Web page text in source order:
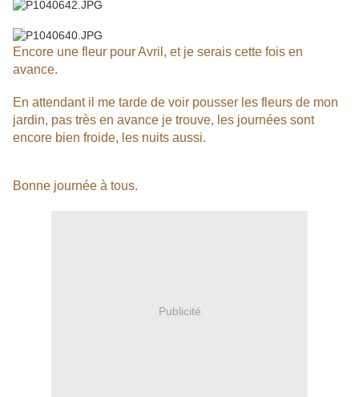
Encore une fleur pour Avril, et je serais cette fois en
avance.
En attendant il me tarde de voir pousser les fleurs de mon
jardin, pas très en avance je trouve, les journées sont
encore bien froide, les nuits aussi.
Bonne journée à tous.
Publicité